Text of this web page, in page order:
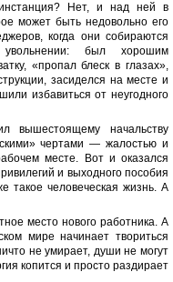
Нет, и над ней в
может быть недовольно его
когда они собираются
был хорошим
«пропал блеск в глазах»,
засиделся на месте и
избавиться от неугодного
вышестоящему начальству
чертами — жалостью и
месте. Вот и оказался
и выходного пособия
такое человеческая жизнь. А
место нового работника. А
мире начинает твориться
не умирает, души не могут
копится и просто раздирает